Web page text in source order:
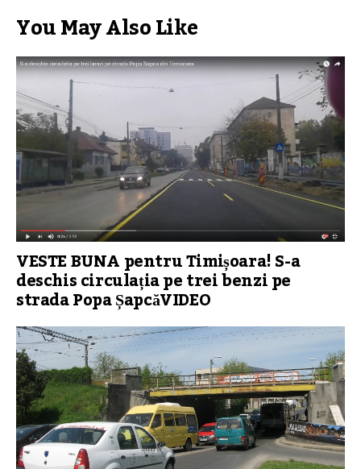
You May Also Like
VESTE BUNA pentru Timișoara! S-a
deschis circulația pe trei benzi pe
strada Popa ȘapcăVIDEO